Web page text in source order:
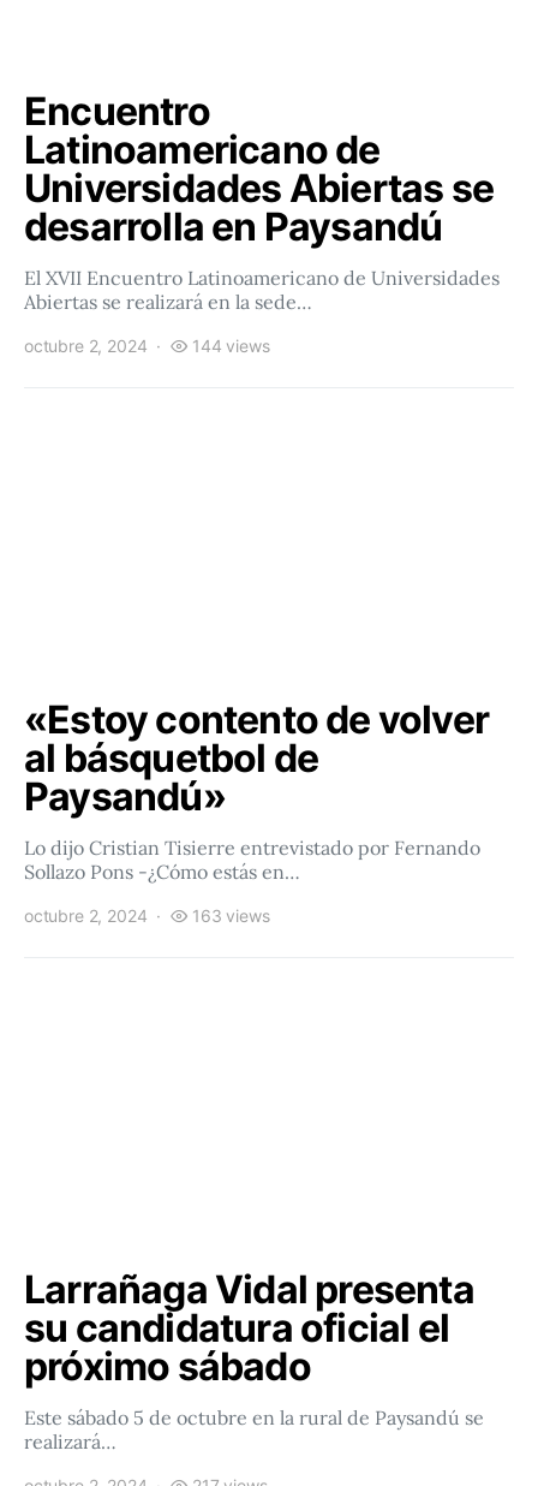
Encuentro
Latinoamericano de
Universidades Abiertas se
desarrolla en Paysandú
El XVII Encuentro Latinoamericano de Universidades
Abiertas se realizará en la sede…
octubre 2, 2024 144 views
«Estoy contento de volver
al básquetbol de
Paysandú»
Lo dijo Cristian Tisierre entrevistado por Fernando
Sollazo Pons -¿Cómo estás en…
octubre 2, 2024 163 views
Larrañaga Vidal presenta
su candidatura oficial el
próximo sábado
Este sábado 5 de octubre en la rural de Paysandú se
realizará…